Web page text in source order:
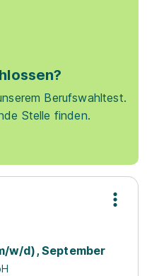
Berufswahltest.
Stelle finden.
w/d), September